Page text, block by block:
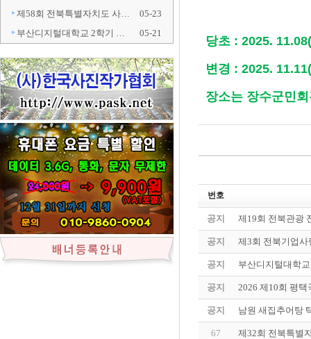
제58회 전북특별자치도 사…
05-23
부산디지털대학교 2학기 …
05-21
당초 : 2025.
변경 : 2025.
장소는 장수군민
번호
공지 제19회 전북관광
공지 제3회 전북기업사
공지 부산디지털대학
공지 2026 제10회 평택
공지 남원 새집추어탕
67 제32회 전북특별